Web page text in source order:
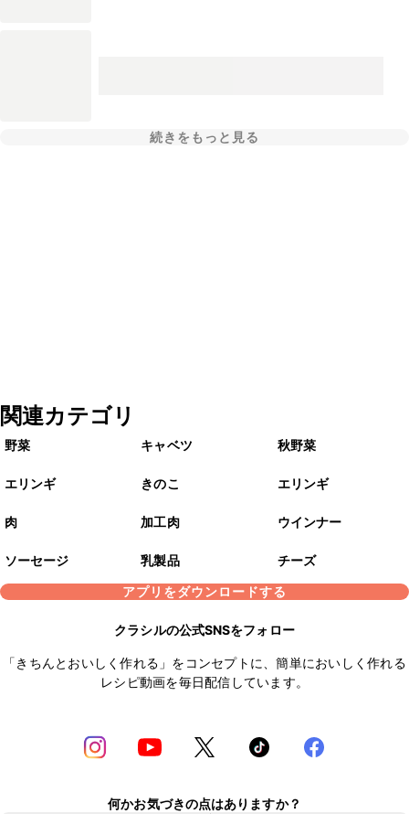
続きをもっと見る
関連カテゴリ
野菜 キャベツ 秋野菜
エリンギ きのこ エリンギ
肉 加工肉 ウインナー
ソーセージ 乳製品
チーズ
アプリをダウンロードする
クラシルの公式SNSをフォロー
「きちんとおいしく作れる」をコンセプトに、簡単においしく作れる
レシピ動画を毎日配信しています。
何かお気づきの点はありますか？